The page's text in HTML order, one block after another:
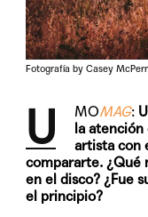
Fotografía by Casey
U MOMAG:
la atención
artista con
compararte. ¿Qué
en el disco? ¿Fue
el principio?